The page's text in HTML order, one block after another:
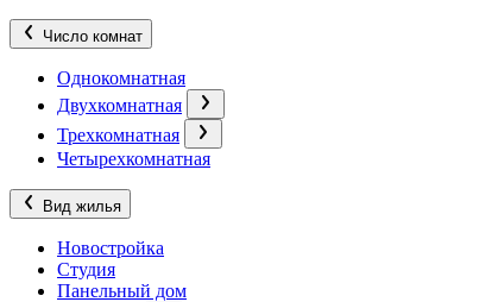
Число комнат
Однокомнатная
Двухкомнатная
Трехкомнатная
Четырехкомнатная
Вид жилья
Новостройка
Студия
Панельный дом